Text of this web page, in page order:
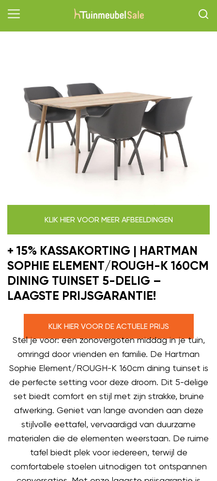
KLIK HIER VOOR MEER AFBEELDINGEN
+ 15% KASSAKORTING | HARTMAN
SOPHIE ELEMENT/ROUGH-K 160CM
DINING TUINSET 5-DELIG –
LAAGSTE PRIJSGARANTIE!
KLIK HIER VOOR DE ACTUELE PRIJS
Stel je voor: een zonovergoten middag in je tuin,
omringd door vrienden en familie. De Hartman
Sophie Element/ROUGH-K 160cm dining tuinset is
de perfecte setting voor deze droom. Dit 5-delige
set biedt comfort en stijl met zijn strakke, bruine
afwerking. Geniet van lange avonden aan deze
stijlvolle eettafel, vervaardigd van duurzame
materialen die de elementen weerstaan. De ruime
tafel biedt plek voor iedereen, terwijl de
comfortabele stoelen uitnodigen tot ontspannen